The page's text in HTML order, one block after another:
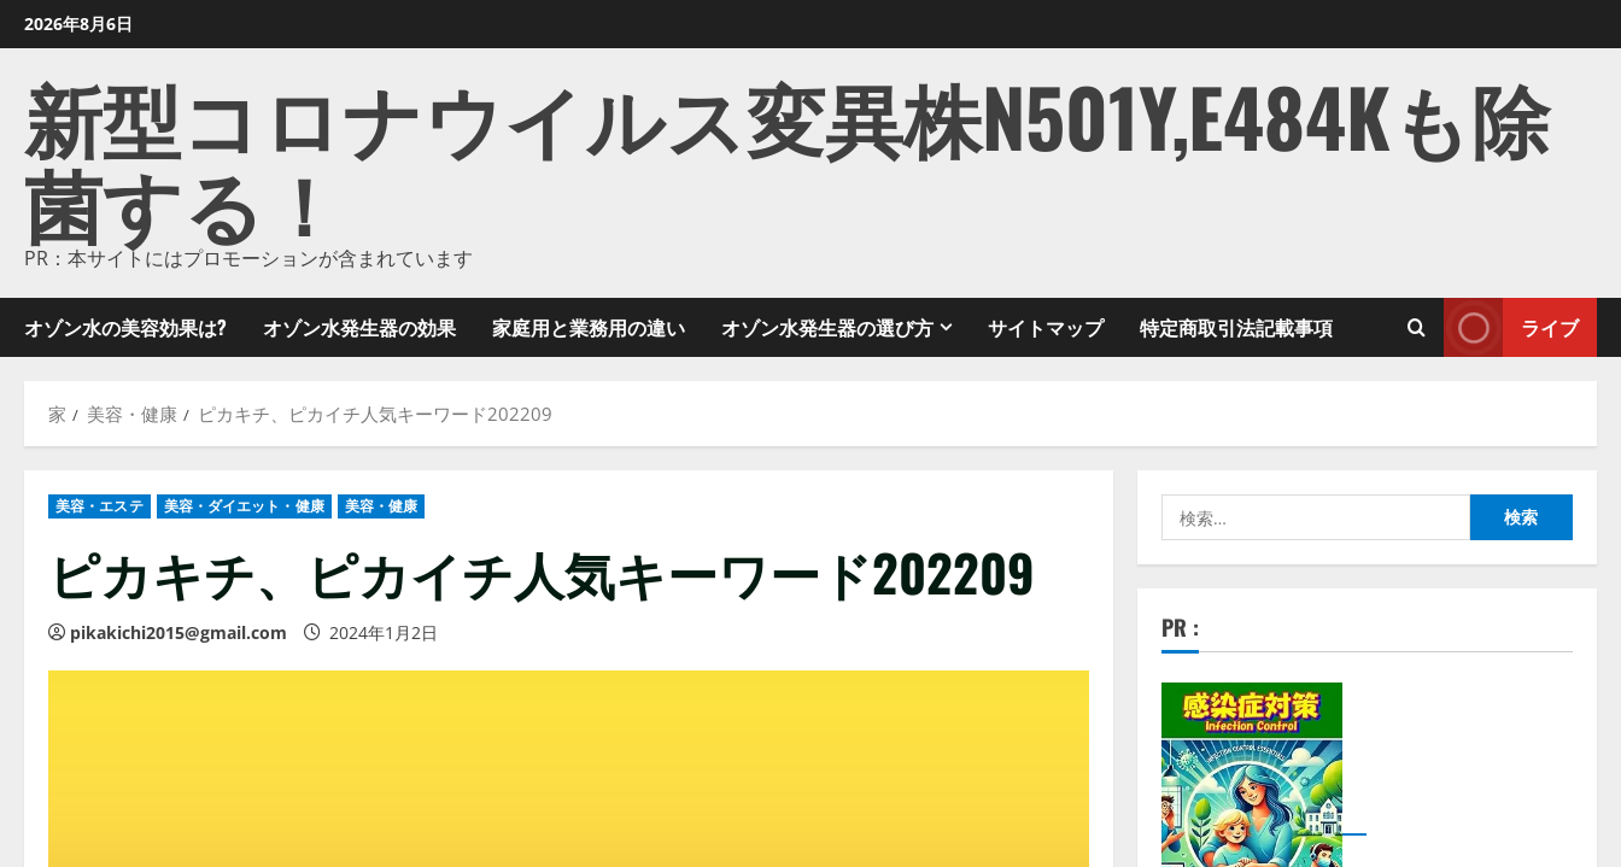
ン
2026年8月6日
新型コロナウイルス変異株N501Y,E484Kも除
菌する！
PR：本サイトにはプロモーションが含まれています
オゾン水の美容効果は? オゾン水発生器の効果 家庭用と業務用の違い オゾン水発生器の選び方 サイトマップ 特定商取引法記載事項 ライブ
家 美容・健康 ピカキチ、ピカイチ人気キーワード202209
美容・エステ 美容・ダイエット・健康 美容・健康
ピカキチ、ピカイチ人気キーワード202209
pikakichi2015@gmail.com 2024年1月2日
索:
PR :